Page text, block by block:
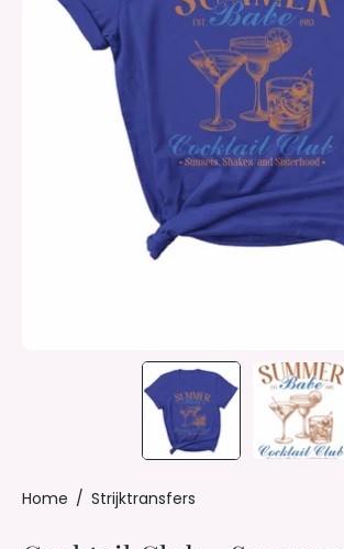
Home / Strijktransfers